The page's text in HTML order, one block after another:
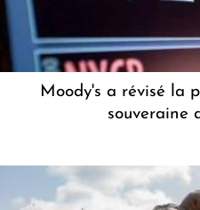
Moody's a révisé la
souveraine